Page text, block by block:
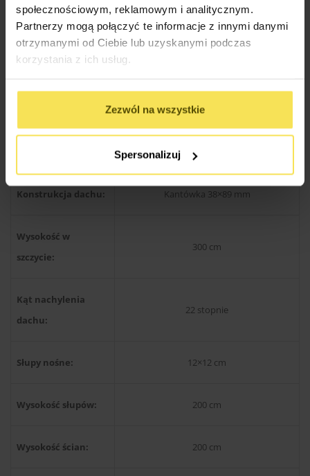
społecznościowym, reklamowym i analitycznym.
Partnerzy mogą połączyć te informacje z innymi danymi
otrzymanymi od Ciebie lub uzyskanymi podczas
korzystania z ich usług.
Zezwól na wszystkie
Spersonalizuj
różnorodne aranżacje ogrodowe.
Specyfikacja Techniczna Altan
Rodzaj materiału:
Drewno produkcji skandynawskiej
świerkowe / sosnowe
Konstrukcja dachu: Kantówka 38×89 mm
Wysokość w
szczycie:
300 cm
Kąt nachylenia
dachu:
22 stopnie
Słupy nośne: 12×12 cm
Wysokość słupów: 200 cm
Wysokość ścian: 200 cm